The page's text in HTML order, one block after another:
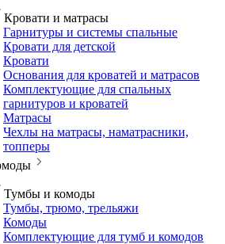
Кровати и матрасы
Гарнитуры и системы спальные
Кровати для детской
Кровати
Основания для кроватей и матрасов
Комплектующие для спальных
гарнитуров и кроватей
Матрасы
Чехлы на матрасы, наматрасники,
топперы
Тумбы и комоды
Тумбы, трюмо, трельяжи
Комоды
Комплектующие для тумб и комодов